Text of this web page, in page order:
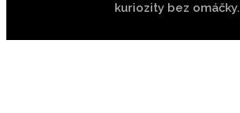
kuriozity bez omáčky.